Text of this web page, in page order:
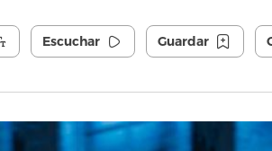
Escuchar Guardar